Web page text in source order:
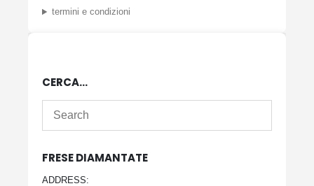
termini e condizioni
CERCA…
FRESE DIAMANTATE
ADDRESS: